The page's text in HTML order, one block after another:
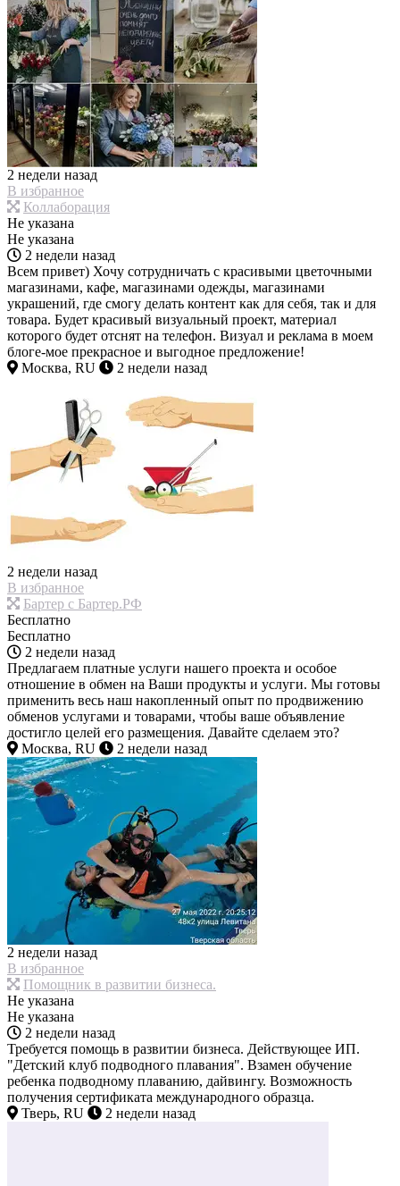
2 недели назад
В избранное
Коллаборация
Не указана
Не указана
2 недели назад
Всем привет) Хочу сотрудничать с красивыми цветочными
магазинами, кафе, магазинами одежды, магазинами
украшений, где смогу делать контент как для себя, так и для
товара. Будет красивый визуальный проект, материал
которого будет отснят на телефон. Визуал и реклама в моем
блоге-мое прекрасное и выгодное предложение!
Москва, RU
2 недели назад
2 недели назад
В избранное
Бартер с Бартер.РФ
Бесплатно
Бесплатно
2 недели назад
Предлагаем платные услуги нашего проекта и особое
отношение в обмен на Ваши продукты и услуги. Мы готовы
применить весь наш накопленный опыт по продвижению
обменов услугами и товарами, чтобы ваше объявление
достигло целей его размещения. Давайте сделаем это?
Москва, RU
2 недели назад
2 недели назад
В избранное
Помощник в развитии бизнеса.
Не указана
Не указана
2 недели назад
Требуется помощь в развитии бизнеса. Действующее ИП.
"Детский клуб подводного плавания". Взамен обучение
ребенка подводному плаванию, дайвингу. Возможность
получения сертификата международного образца.
Тверь, RU
2 недели назад